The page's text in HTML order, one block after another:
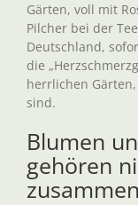
Gärten, voll mit
Pilcher bei der
Deutschland,
die
herrlichen
sind.
Blumen
gehören
zusammen